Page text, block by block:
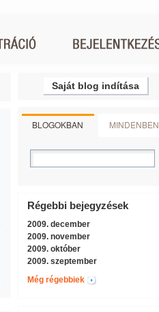
Saját blog indítása
BLOGOKBAN MINDENBEN
Régebbi bejegyzések
2009. december
2009. november
2009. október
2009. szeptember
Még régebbiek